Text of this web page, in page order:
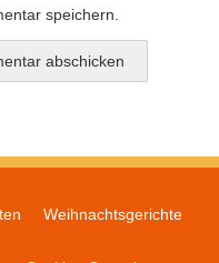
speichern.
Weihnachtsgerichte